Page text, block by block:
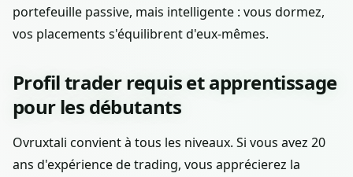
portefeuille passive, mais intelligente : vous dormez,
vos placements s'équilibrent d'eux-mêmes.
Profil trader requis et apprentissage
pour les débutants
Ovruxtali convient à tous les niveaux. Si vous avez 20
ans d'expérience de trading, vous apprécierez la